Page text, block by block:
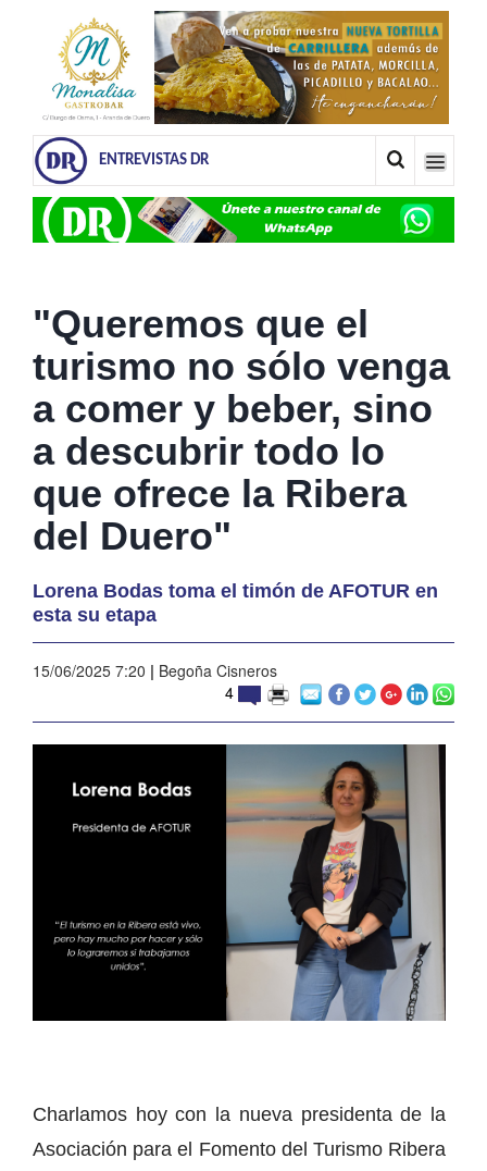
ENTREVISTAS DR
"Queremos que el
turismo no sólo venga
a comer y beber, sino
a descubrir todo lo
que ofrece la Ribera
del Duero"
Lorena Bodas toma el timón de AFOTUR en
esta su etapa
15/06/2025 7:20 | Begoña Cisneros
4
Charlamos hoy con la nueva presidenta de la
Asociación para el Fomento del Turismo Ribera